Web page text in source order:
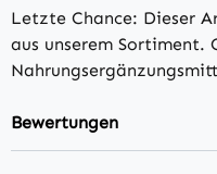
Letzte Chance: Dieser
aus unserem
Bewertungen